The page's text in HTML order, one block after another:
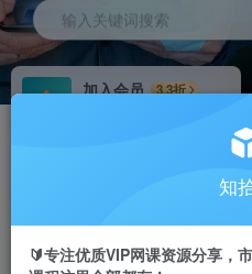
输入关键词搜索
加入会员
3.3折
知
🔰专注优质VIP网课资源分享，